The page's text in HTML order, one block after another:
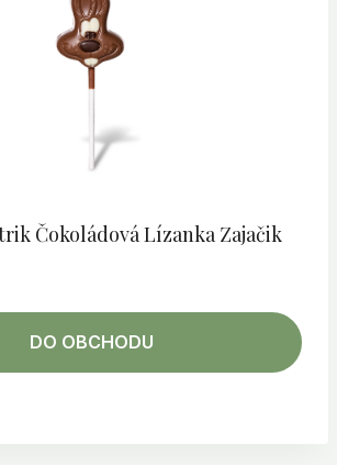
Čokoládová Lízanka Zajačik
DO OBCHODU